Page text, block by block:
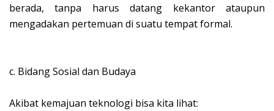
berada, tanpa harus datang kekantor ataupun
mengadakan pertemuan di suatu tempat formal.
c. Bidang Sosial dan Budaya
Akibat kemajuan teknologi bisa kita lihat: